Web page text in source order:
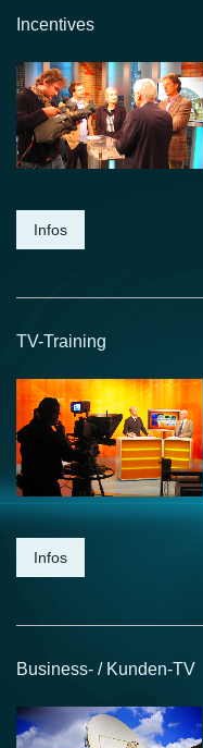
Incentives
Infos
TV-Training
Infos
Business- / Kunden-TV